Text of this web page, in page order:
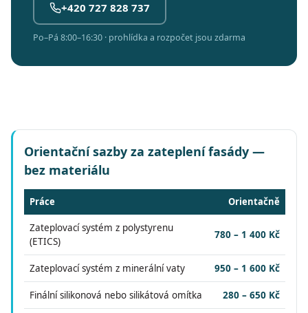
+420 727 828 737
Po–Pá 8:00–16:30 · prohlídka a rozpočet jsou zdarma
Orientační sazby za zateplení fasády —
bez materiálu
Práce Orientačně
Zateplovací systém z polystyrenu
(ETICS)
780 – 1 400 Kč
Zateplovací systém z minerální vaty 950 – 1 600 Kč
Finální silikonová nebo silikátová omítka 280 – 650 Kč